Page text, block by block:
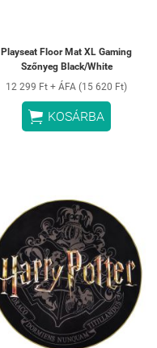
Playseat Floor Mat XL Gaming
Szőnyeg Black/White
12 299 Ft + ÁFA (15 620 Ft)
 KOSÁRBA